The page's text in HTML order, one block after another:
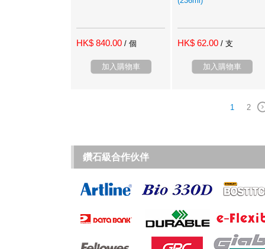
HK$ 840.00 / 個
加入購物車
HK$ 62.00 / 支
加入購物車
1 2
鑽石級合作伙伴